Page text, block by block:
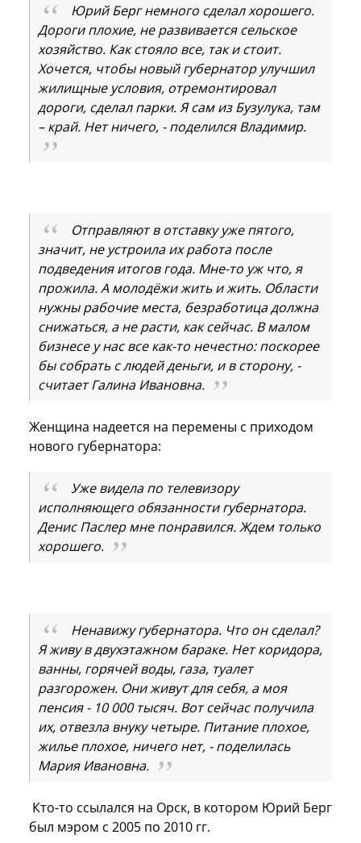
Юрий Берг немного сделал хорошего.
Дороги плохие, не развивается сельское
хозяйство. Как стояло все, так и стоит.
Хочется, чтобы новый губернатор улучшил
жилищные условия, отремонтировал
дороги, сделал парки. Я сам из Бузулука, там
– край. Нет ничего, - поделился Владимир.
Отправляют в отставку уже пятого,
значит, не устроила их работа после
подведения итогов года. Мне-то уж что, я
прожила. А молодёжи жить и жить. Области
нужны рабочие места, безработица должна
снижаться, а не расти, как сейчас. В малом
бизнесе у нас все как-то нечестно: поскорее
бы собрать с людей деньги, и в сторону, -
считает Галина Ивановна.
Женщина надеется на перемены с приходом
нового губернатора:
Уже видела по телевизору
исполняющего обязанности губернатора.
Денис Паслер мне понравился. Ждем только
хорошего.
Ненавижу губернатора. Что он сделал?
Я живу в двухэтажном бараке. Нет коридора,
ванны, горячей воды, газа, туалет
разгорожен. Они живут для себя, а моя
пенсия - 10 000 тысяч. Вот сейчас получила
их, отвезла внуку четыре. Питание плохое,
жилье плохое, ничего нет, - поделилась
Мария Ивановна.
Кто-то ссылался на Орск, в котором Юрий Берг
был мэром с 2005 по 2010 гг.